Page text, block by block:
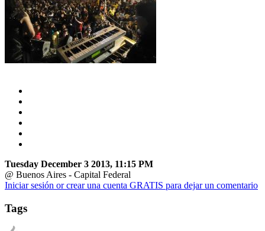
Tuesday December 3 2013, 11:15 PM
@ Buenos Aires - Capital Federal
Iniciar sesión or crear una cuenta GRATIS para dejar un comentario
Tags